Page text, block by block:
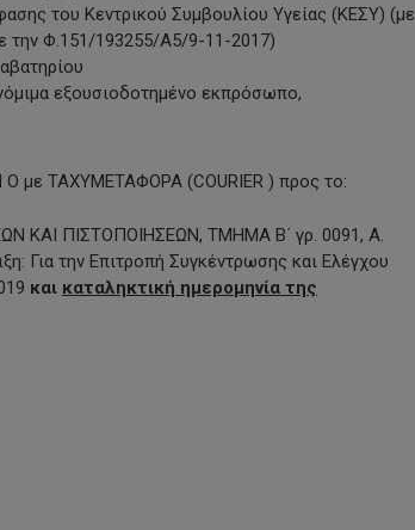
του Κεντρικού Συμβουλίου Υγείας (ΚΕΣΥ) (με
την Φ.151/193255/Α5/9-11-2017)
εξουσιοδοτημένο εκπρόσωπο,
με ΤΑΧΥΜΕΤΑΦΟΡΑ (COURIER ) προς το:
ΚΑΙ ΠΙΣΤΟΠΟΙΗΣΕΩΝ, ΤΜΗΜΑ Β΄ γρ. 0091, Α.
Για την Επιτροπή Συγκέντρωσης και Ελέγχου
και καταληκτική ημερομηνία της